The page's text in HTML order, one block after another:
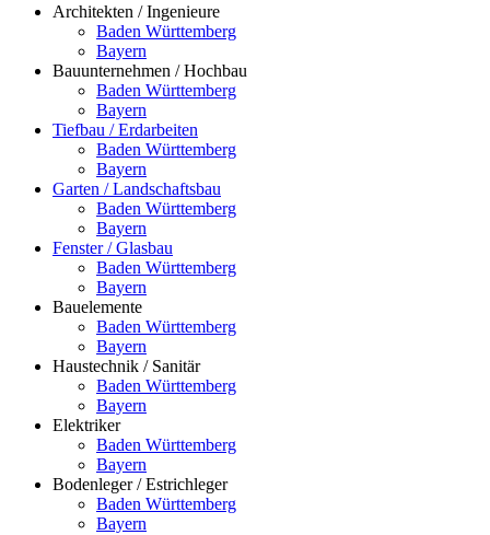
Architekten / Ingenieure
Baden Württemberg
Bayern
Bauunternehmen / Hochbau
Baden Württemberg
Bayern
Tiefbau / Erdarbeiten
Baden Württemberg
Bayern
Garten / Landschaftsbau
Baden Württemberg
Bayern
Fenster / Glasbau
Baden Württemberg
Bayern
Bauelemente
Baden Württemberg
Bayern
Haustechnik / Sanitär
Baden Württemberg
Bayern
Elektriker
Baden Württemberg
Bayern
Bodenleger / Estrichleger
Baden Württemberg
Bayern